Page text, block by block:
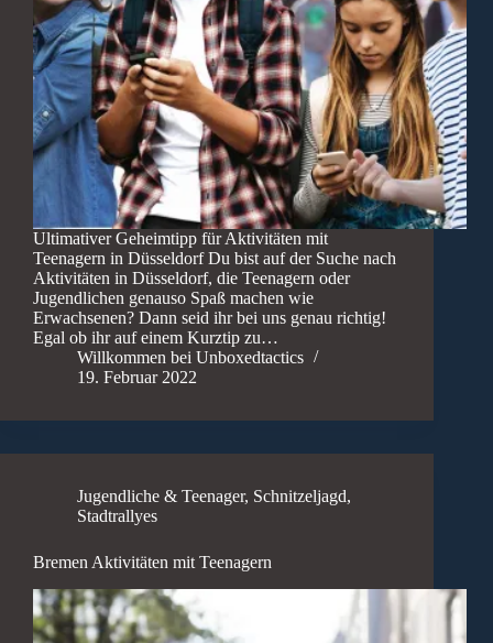
Ultimativer Geheimtipp für Aktivitäten mit
Teenagern in Düsseldorf Du bist auf der Suche nach
Aktivitäten in Düsseldorf, die Teenagern oder
Jugendlichen genauso Spaß machen wie
Erwachsenen? Dann seid ihr bei uns genau richtig!
Egal ob ihr auf einem Kurztip zu…
Willkommen bei Unboxedtactics
19. Februar 2022
Jugendliche & Teenager, Schnitzeljagd,
Stadtrallyes
Bremen Aktivitäten mit Teenagern